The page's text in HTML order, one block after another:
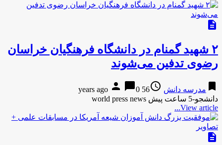
description
۲ شهید گمنام در دانشگاه فرهنگیان خراسان
رضوی تدفین می‌شوند
bookmark مدرسه دانش access_time
56 years ago
person chat_bubble0
دانشجو-5 ساعت پیش world press news
View article...
description